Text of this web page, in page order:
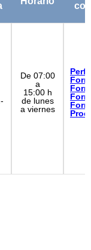
De 07:00
a
15:00 h
de lunes
a viernes
Perfil